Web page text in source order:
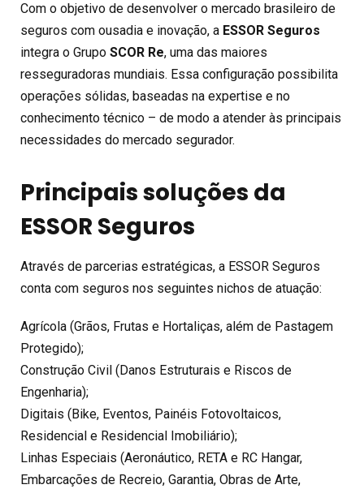
Com o objetivo de desenvolver o mercado brasileiro de
seguros com ousadia e inovação, a ESSOR Seguros
integra o Grupo SCOR Re, uma das maiores
resseguradoras mundiais. Essa configuração possibilita
operações sólidas, baseadas na expertise e no
conhecimento técnico – de modo a atender às principais
necessidades do mercado segurador.
Principais soluções da
ESSOR Seguros
Através de parcerias estratégicas, a ESSOR Seguros
conta com seguros nos seguintes nichos de atuação:
Agrícola (Grãos, Frutas e Hortaliças, além de Pastagem
Protegido);
Construção Civil (Danos Estruturais e Riscos de
Engenharia);
Digitais (Bike, Eventos, Painéis Fotovoltaicos,
Residencial e Residencial Imobiliário);
Linhas Especiais (Aeronáutico, RETA e RC Hangar,
Embarcações de Recreio, Garantia, Obras de Arte,